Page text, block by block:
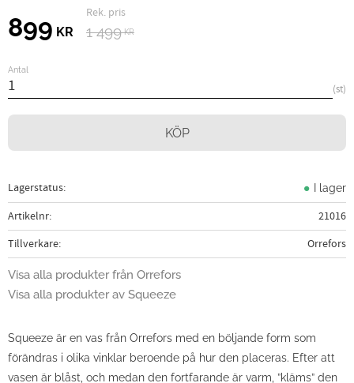
Nedsatt pris:
899 KR
Ordinarie pris:
1 499KR
Antal
st
KÖP
Lagerstatus I lager
Artikelnr
21016
Tillverkare
Orrefors
Visa alla produkter från Orrefors
Visa alla produkter av Squeeze
Squeeze är en vas från Orrefors med en böljande form som
förändras i olika vinklar beroende på hur den placeras. Efter att
vasen är blåst, och medan den fortfarande är varm, ”kläms” den